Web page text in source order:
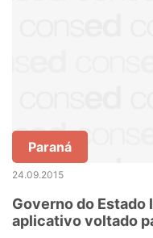
Paraná
24.09.2015
Governo do Estado
aplicativo voltado